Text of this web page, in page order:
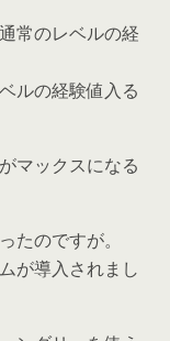
常のレベルの経
ルの経験値入る
マックスになる
たのですが。
が導入されまし